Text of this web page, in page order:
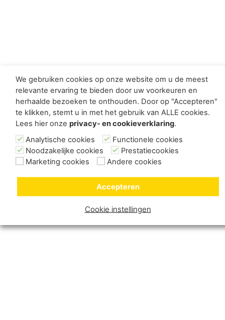
We gebruiken cookies op onze website om u de meest
relevante ervaring te bieden door uw voorkeuren en
herhaalde bezoeken te onthouden. Door op "Accepteren"
te klikken, stemt u in met het gebruik van ALLE cookies.
Lees hier onze privacy- en cookieverklaring.
Analytische cookies
Functionele cookies
Noodzakelijke cookies
Prestatiecookies
Marketing cookies
Andere cookies
Cookie instellingen
Accepteren